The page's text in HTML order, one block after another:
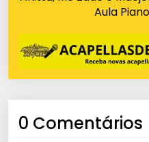
Aula
0 Comentários